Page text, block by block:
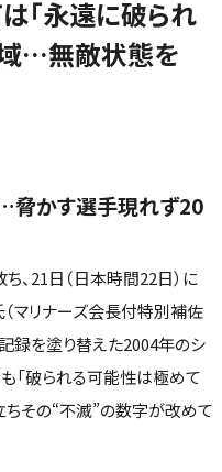
「永遠に破られ
…無敵状態を
脅かす選手現れず20
、21日（日本時間22日）に
マリナーズ会長付特別補佐
録を塗り替えた2004年のシ
「破られる可能性は極めて
ちその“不滅”の数字が改めて